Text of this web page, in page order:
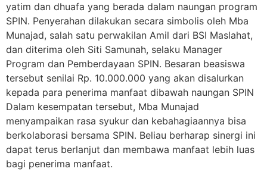
yatim dan dhuafa yang berada dalam naungan program
SPIN. Penyerahan dilakukan secara simbolis oleh Mba
Munajad, salah satu perwakilan Amil dari BSI Maslahat,
dan diterima oleh Siti Samunah, selaku Manager
Program dan Pemberdayaan SPIN. Besaran beasiswa
tersebut senilai Rp. 10.000.000 yang akan disalurkan
kepada para penerima manfaat dibawah naungan SPIN
Dalam kesempatan tersebut, Mba Munajad
menyampaikan rasa syukur dan kebahagiaannya bisa
berkolaborasi bersama SPIN. Beliau berharap sinergi ini
dapat terus berlanjut dan membawa manfaat lebih luas
bagi penerima manfaat.